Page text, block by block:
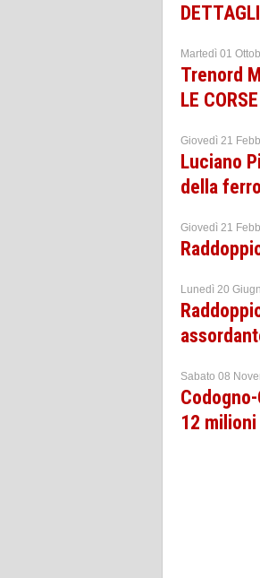
Martedì 01
Trenord
LE
Giovedì 21
Luciano
della
Giovedì 21
Lunedì 20
Sabato 08
12